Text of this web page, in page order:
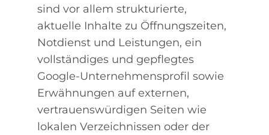
sind vor allem strukturierte,
aktuelle Inhalte zu Öffnungszeiten,
Notdienst und Leistungen, ein
vollständiges und gepflegtes
Google-Unternehmensprofil sowie
Erwähnungen auf externen,
vertrauenswürdigen Seiten wie
lokalen Verzeichnissen oder der